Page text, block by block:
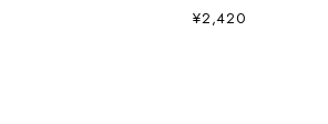
¥2,420